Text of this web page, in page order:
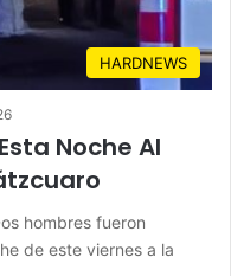
HARDNEWS
Noche Al
hombres fueron
de este viernes a la